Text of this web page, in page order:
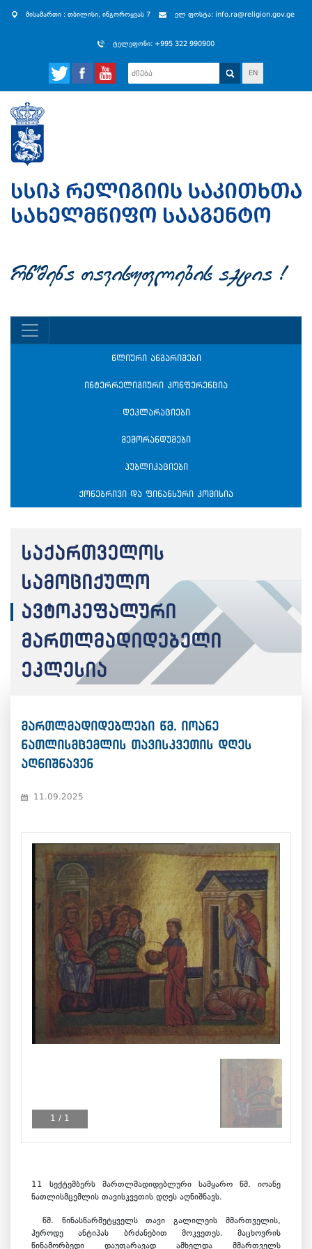
მისამართი : თბილისი, ინგოროყვას 7 ელ ფოსტა: info.ra@religion.gov.ge
ტელეფონი: +995 322 990900
EN
rwmena Tavisuflebis aqtia !
წლიური ანგარიშები
ინტერრელიგიური კონფერენცია
დეკლარაციები
მემორანდუმები
პუბლიკაციები
ქონებრივი და ფინანსური კომისია
საქართველოს
სამოციქულო
ავტოკეფალური
მართლმადიდებელი
ეკლესია
მართლმადიდებლები წმ. იოანე
ნათლისმცემლის თავისკვეთის დღეს
აღნიშნავენ
11.09.2025
1 / 1
11 სექტემბერს მართლმადიდებლური სამყარო წმ. იოანე
ნათლისმცემლის თავისკვეთის დღეს აღნიშნავს.
წმ. წინასწარმეტყველს თავი გალილეის მმართველის,
ჰეროდე ანტიპას ბრძანებით მოკვეთეს. მაცხოვრის
წინამორბედი დაუფარავად ამხელდა მმართველს